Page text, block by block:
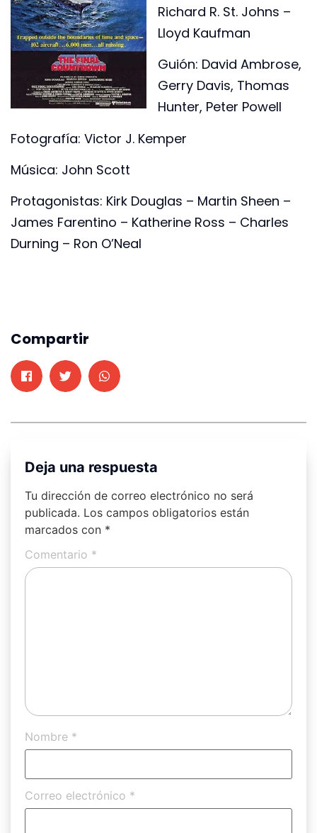
Richard R. St. Johns –
Lloyd Kaufman
Guión: David Ambrose,
Gerry Davis, Thomas
Hunter, Peter Powell
Fotografía: Victor J. Kemper
Música: John Scott
Protagonistas: Kirk Douglas – Martin Sheen –
James Farentino – Katherine Ross – Charles
Durning – Ron O’Neal
Compartir
Deja una respuesta
Tu dirección de correo electrónico no será
publicada. Los campos obligatorios están
marcados con *
Comentario *
Nombre *
Correo electrónico *